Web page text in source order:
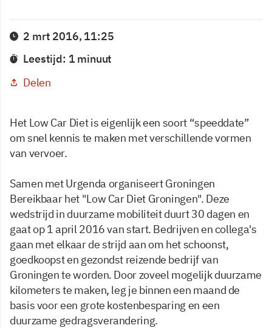
2 mrt 2016, 11:25
Leestijd: 1 minuut
Delen
Het Low Car Diet is eigenlijk een soort “speeddate”
om snel kennis te maken met verschillende vormen
van vervoer.
Samen met Urgenda organiseert Groningen
Bereikbaar het "Low Car Diet Groningen". Deze
wedstrijd in duurzame mobiliteit duurt 30 dagen en
gaat op 1 april 2016 van start. Bedrijven en collega's
gaan met elkaar de strijd aan om het schoonst,
goedkoopst en gezondst reizende bedrijf van
Groningen te worden. Door zoveel mogelijk duurzame
kilometers te maken, leg je binnen een maand de
basis voor een grote kostenbesparing en een
duurzame gedragsverandering.